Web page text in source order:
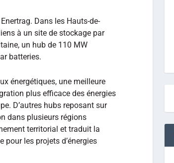
Dans les Hauts-de-
à un site de stockage par
un hub de 110 MW
batteries.
énergétiques, une meilleure
plus efficace des énergies
D’autres hubs reposant sur
dans plusieurs régions
territorial et traduit la
pour les projets d’énergies